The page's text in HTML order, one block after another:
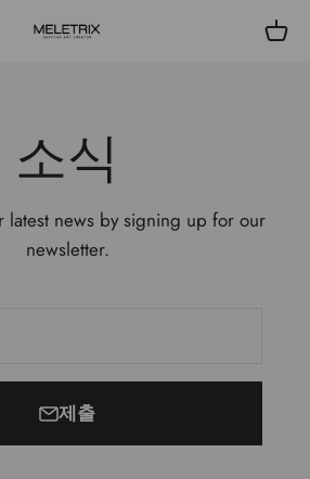
Meletrix 장바
소식
latest news by signing up for our
newsletter.
제출